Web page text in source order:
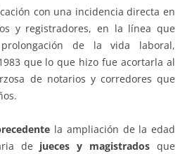
con una incidencia directa en
y registradores, en la línea que
de la vida laboral,
que lo que hizo fue acortarla al
de notarios y corredores que
la ampliación de la edad
de jueces y magistrados que